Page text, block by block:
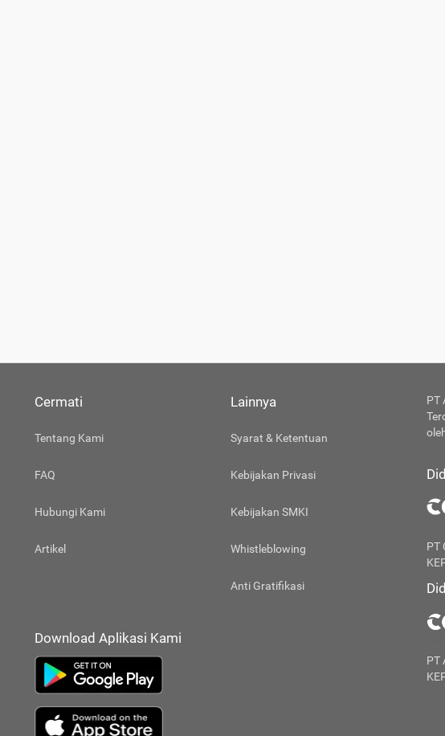
Cermati
Tentang Kami
FAQ
Hubungi Kami
Artikel
Lainnya
Syarat & Ketentuan
Kebijakan Privasi
Kebijakan SMKI
Whistleblowing
Anti Gratifikasi
Download Aplikasi Kami
PT
PT
PT